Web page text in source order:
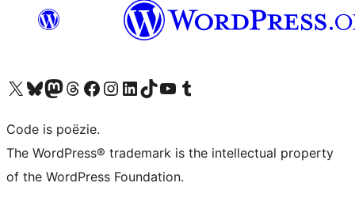
Bezoek ons X (voorheen Twitter) account
Bezoek ons Bluesky account
Bezoek ons Mastodon account
Bezoek ons Threads account
Onze Facebook pagina bezoeken
Bezoek ons Instagram account
Bezoek ons LinkedIn account
Bezoek ons TikTok account
Bezoek ons YouTube kanaalBezoek ons Tumblr account
Code is poëzie.
The WordPress® trademark is the intellectual property
of the WordPress Foundation.